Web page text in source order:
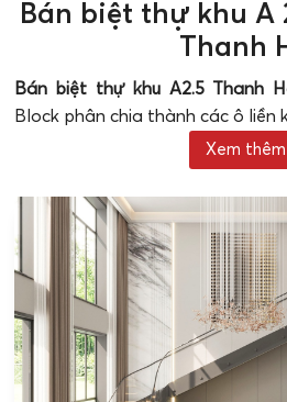
Bán biệt thự khu A
Thanh
Bán biệt thự khu A2.5 Thanh
Block phân chia thành các ô
97 diện tích từ 240m2, 250m2
4,8 tỷ đến 9 tỷ chi tiết như sau:
>> Xem thêm: Khu A Thanh Hà
nhất
Bán biệt thự khu A
Thanh Hà Cienco 5
Xem thêm